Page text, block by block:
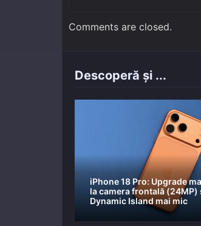
Comments are closed.
Descoperă și ...
iPhone 18 Pro: Upgrade
la camera frontală (24MP)
Dynamic Island mai mic